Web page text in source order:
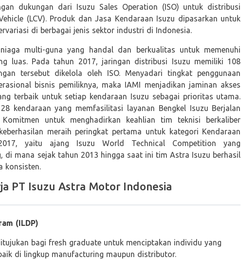
dukungan dari Isuzu Sales Operation (ISO) untuk distribusi
(LCV). Produk dan Jasa Kendaraan Isuzu dipasarkan untuk
di berbagai jenis sektor industri di Indonesia.
multi-guna yang handal dan berkualitas untuk memenuhi
luas. Pada tahun 2017, jaringan distribusi Isuzu memiliki 108
tersebut dikelola oleh ISO. Menyadari tingkat penggunaan
bisnis pemiliknya, maka IAMI menjadikan jaminan akses
terbaik untuk setiap kendaraan Isuzu sebagai prioritas utama.
kendaraan yang memfasilitasi layanan Bengkel Isuzu Berjalan
untuk menghadirkan keahlian tim teknisi berkaliber
meraih peringkat pertama untuk kategori Kendaraan
yaitu ajang Isuzu World Technical Competition yang
di mana sejak tahun 2013 hingga saat ini tim Astra Isuzu berhasil
konsisten.
PT Isuzu Astra Motor Indonesia
(ILDP)
bagi fresh graduate untuk menciptakan individu yang
di lingkup manufacturing maupun distributor.